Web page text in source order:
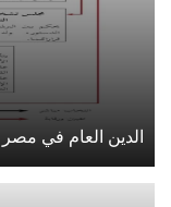
الدين العام في